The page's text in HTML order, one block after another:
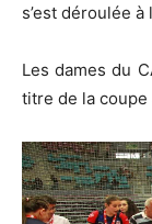
s’est déroulée
Les dames du
titre de la coupe